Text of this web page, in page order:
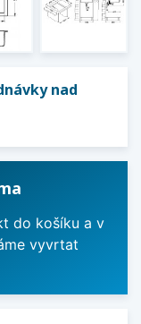
nad
do košíku a v
vyvrtat